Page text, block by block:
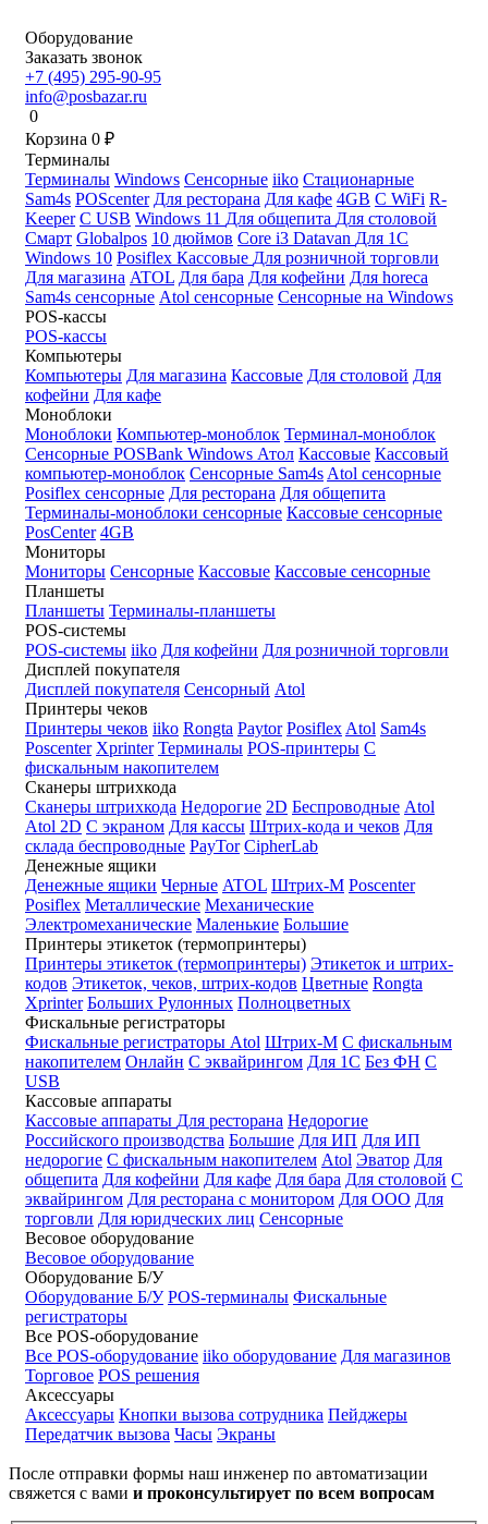
Оборудование
Заказать звонок
+7 (495) 295-90-95
info@posbazar.ru
0
Корзина 0 ₽
Терминалы
Терминалы Windows Сенсорные iiko Стационарные
Sam4s POScenter Для ресторана Для кафе 4GB С WiFi R-
Keeper С USB Windows 11 Для общепита Для столовой
Смарт Globalpos 10 дюймов Core i3 Datavan Для 1С
Windows 10 Posiflex Кассовые Для розничной торговли
Для магазина ATOL Для бара Для кофейни Для horeca
Sam4s сенсорные Atol сенсорные Сенсорные на Windows
POS-кассы
POS-кассы
Компьютеры
Компьютеры Для магазина Кассовые Для столовой Для
кофейни Для кафе
Моноблоки
Моноблоки Компьютер-моноблок Терминал-моноблок
Сенсорные POSBank Windows Атол Кассовые Кассовый
компьютер-моноблок Сенсорные Sam4s Atol сенсорные
Posiflex сенсорные Для ресторана Для общепита
Терминалы-моноблоки сенсорные Кассовые сенсорные
PosCenter 4GB
Мониторы
Мониторы Сенсорные Кассовые Кассовые сенсорные
Планшеты
Планшеты Терминалы-планшеты
POS-системы
POS-системы iiko Для кофейни Для розничной торговли
Дисплей покупателя
Дисплей покупателя Сенсорный Atol
Принтеры чеков
Принтеры чеков iiko Rongta Paytor Posiflex Atol Sam4s
Poscenter Xprinter Терминалы POS-принтеры С
фискальным накопителем
Сканеры штрихкода
Сканеры штрихкода Недорогие 2D Беспроводные Atol
Atol 2D С экраном Для кассы Штрих-кода и чеков Для
склада беспроводные PayTor CipherLab
Денежные ящики
Денежные ящики Черные ATOL Штрих-М Poscenter
Posiflex Металлические Механические
Электромеханические Маленькие Большие
Принтеры этикеток (термопринтеры)
Принтеры этикеток (термопринтеры) Этикеток и штрих-
кодов Этикеток, чеков, штрих-кодов Цветные Rongta
Xprinter Больших Рулонных Полноцветных
Фискальные регистраторы
Фискальные регистраторы Atol Штрих-М С фискальным
накопителем Онлайн С эквайрингом Для 1С Без ФН С
USB
Кассовые аппараты
Кассовые аппараты Для ресторана Недорогие
Российского производства Большие Для ИП Для ИП
недорогие С фискальным накопителем Atol Эватор Для
общепита Для кофейни Для кафе Для бара Для столовой С
эквайрингом Для ресторана с монитором Для ООО Для
торговли Для юридческих лиц Сенсорные
Весовое оборудование
Весовое оборудование
Оборудование Б/У
Оборудование Б/У POS-терминалы Фискальные
регистраторы
Все POS-оборудование
Все POS-оборудование iiko оборудование Для магазинов
Торговое POS решения
Аксессуары
Аксессуары Кнопки вызова сотрудника Пейджеры
Передатчик вызова Часы Экраны
После отправки формы наш инженер по автоматизации
свяжется с вами и проконсультирует по всем вопросам